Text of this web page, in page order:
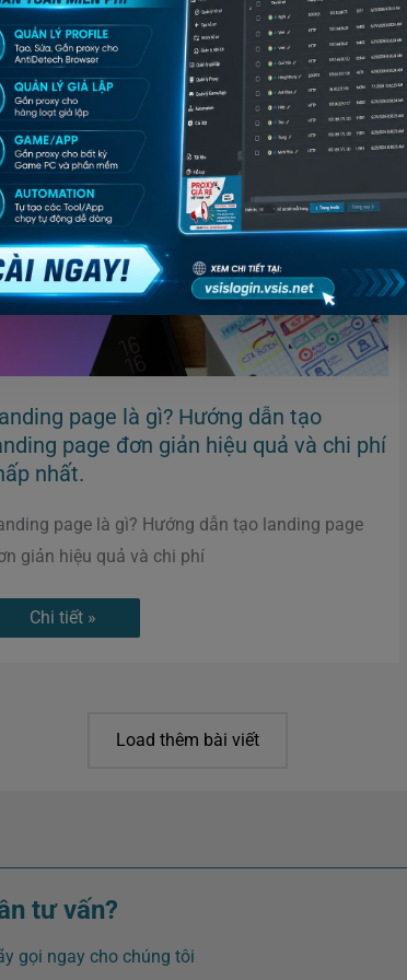
Chi tiết »
page là gì? Hướng dẫn tạo
page đơn giản hiệu quả và chi phí
nhất.
page là gì? Hướng dẫn tạo landing page
giản hiệu quả và chi phí
Landing
page
là
gì?
Hướng
dẫn
tạo
landing
page
đơn
phí
thấp
nhất.
Chi tiết »
Load thêm bài viết
tư vấn?
gọi ngay cho chúng tôi